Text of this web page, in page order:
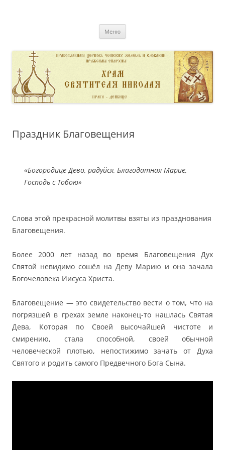
Меню
Праздник Благовещения
«Богородице Дево, радуйся, Благодатная Марие,
Господь с Тобою»
Слова этой прекрасной молитвы взяты из празднования
Благовещения.
Более 2000 лет назад во время Благовещения Дух
Святой невидимо сошёл на Деву Марию и она зачала
Богочеловека Иисуса Христа.
Благовещение — это свидетельство вести о том, что на
погрязшей в грехах земле наконец-то нашлась Святая
Дева, Которая по Своей высочайшей чистоте и
смирению, стала способной, своей обычной
человеческой плотью, непостижимо зачать от Духа
Святого и родить самого Предвечного Бога Сына.